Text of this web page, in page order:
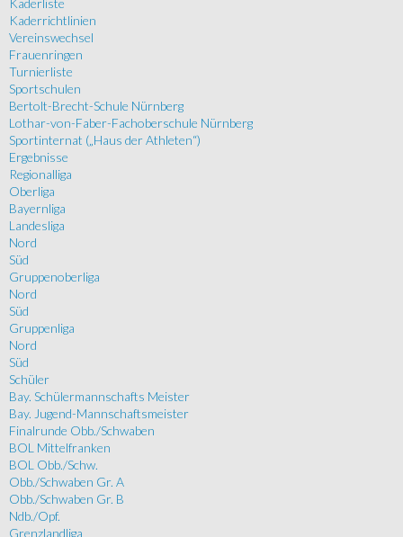
Kaderliste
Kaderrichtlinien
Vereinswechsel
Frauenringen
Turnierliste
Sportschulen
Bertolt-Brecht-Schule Nürnberg
Lothar-von-Faber-Fachoberschule Nürnberg
Sportinternat („Haus der Athleten“)
Ergebnisse
Regionalliga
Oberliga
Bayernliga
Landesliga
Nord
Süd
Gruppenoberliga
Nord
Süd
Gruppenliga
Nord
Süd
Schüler
Bay. Schülermannschafts Meister
Bay. Jugend-Mannschaftsmeister
Finalrunde Obb./Schwaben
BOL Mittelfranken
BOL Obb./Schw.
Obb./Schwaben Gr. A
Obb./Schwaben Gr. B
Ndb./Opf.
Grenzlandliga